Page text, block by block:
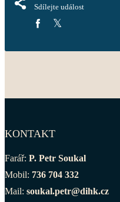
Sdílejte událost
KONTAKT
Farář: P. Petr Soukal
Mobil: 736 704 332
Mail: soukal.petr@dihk.cz